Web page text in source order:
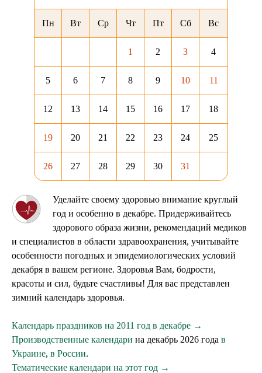
Пн Вт Ср Чт Пт Сб Вс
1 2 3 4
5 6 7 8 9 10 11
12 13 14 15 16 17 18
19 20 21 22 23 24 25
26 27 28 29 30 31
Уделайте своему здоровью внимание круглый
год и особенно в декабре. Придерживайтесь
здорового образа жизни, рекомендаций медиков
и специалистов в области здравоохранения, учитывайте
особенности погодных и эпидемиологических условий
декабря в вашем регионе. Здоровья Вам, бодрости,
красоты и сил, будьте счастливы! Для вас представлен
зимний календарь здоровья.
Календарь праздников на 2011 год в декабре →
Производственные календари на декабрь 2026 года в
Украине, в России.
Тематические календари на этот год →